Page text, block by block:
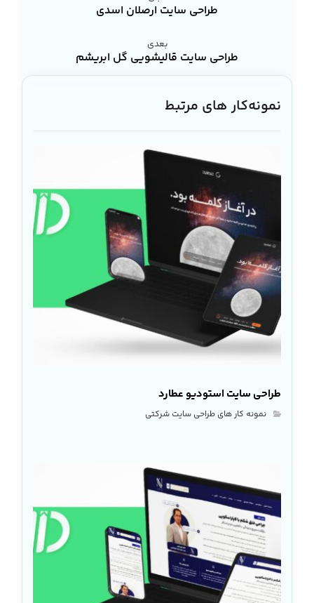
طراحی سایت ارصلان اسدی
بعدی
طراحی سایت قالیشویی گل ابریشم
نمونه‌کار های مرتبط
طراحی سایت استودیو عطارد
نمونه کار های طراحی سایت شرکتی